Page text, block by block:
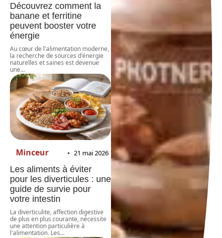
Découvrez comment la
banane et ferritine
peuvent booster votre
énergie
Au cœur de l'alimentation moderne,
la recherche de sources d'énergie
naturelles et saines est devenue
une…
Minceur 21 mai 2026
Les aliments à éviter
pour les diverticules : une
guide de survie pour
votre intestin
La diverticulite, affection digestive
de plus en plus courante, nécessite
une attention particulière à
l'alimentation. Les…